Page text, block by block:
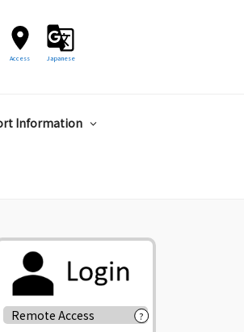
Access Japanese
Information
Remote Access ?